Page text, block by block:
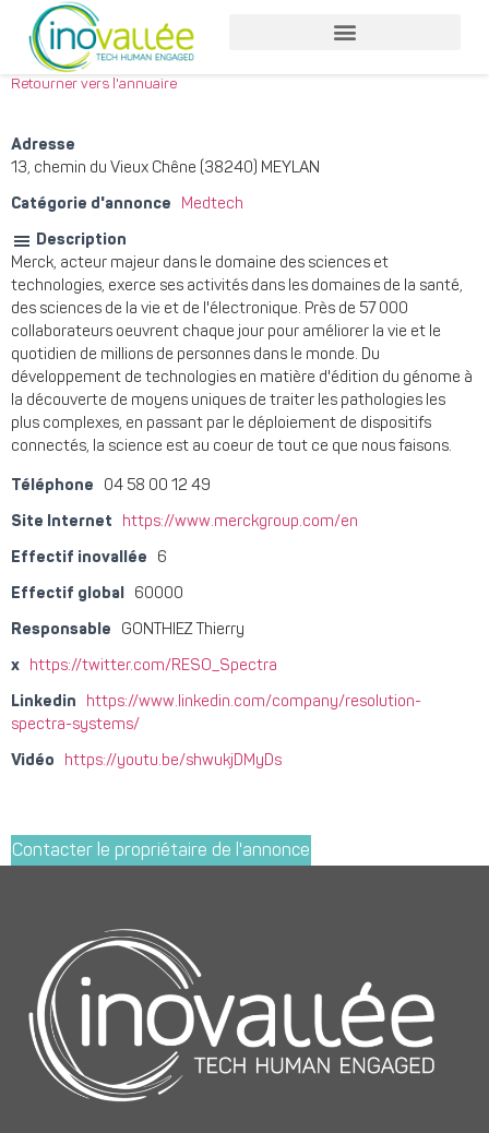
Retourner vers l'annuaire
Adresse
13, chemin du Vieux Chêne (38240) MEYLAN
Catégorie d'annonce Medtech
Description
Merck, acteur majeur dans le domaine des sciences et
technologies, exerce ses activités dans les domaines de la santé,
des sciences de la vie et de l'électronique. Près de 57 000
collaborateurs oeuvrent chaque jour pour améliorer la vie et le
quotidien de millions de personnes dans le monde. Du
développement de technologies en matière d'édition du génome à
la découverte de moyens uniques de traiter les pathologies les
plus complexes, en passant par le déploiement de dispositifs
connectés, la science est au coeur de tout ce que nous faisons.
Téléphone 04 58 00 12 49
Site Internet https://www.merckgroup.com/en
Effectif inovallée 6
Effectif global 60000
Responsable GONTHIEZ Thierry
x https://twitter.com/RESO_Spectra
Linkedin
https://www.linkedin.com/company/resolution-
spectra-systems/
Vidéo https://youtu.be/shwukjDMyDs
Contacter le propriétaire de l'annonce